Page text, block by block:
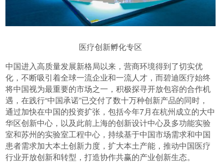
医疗创新孵化专区
中国进入高质量发展新格局以来，营商环境得到了切实优
化，不断吸引着全球一流企业和一流人才，而碧迪医疗始终
将中国视为最重要的市场之一，积极探寻开放包容的合作机
遇，在践行“中国承诺”已交付了数十万种创新产品的同时，
通过加快在中国的投资扩张，包括今年7月在杭州成立的大中
华区创新中心，以及此前上海的创新设计中心及多功能实验
室和苏州的实验室工程中心，持续基于中国市场需求和中国
患者需求加大本土创新力度，扩大本土产能，推动中国医疗
行业开放创新和转型，打造协作共赢的产业创新生态。